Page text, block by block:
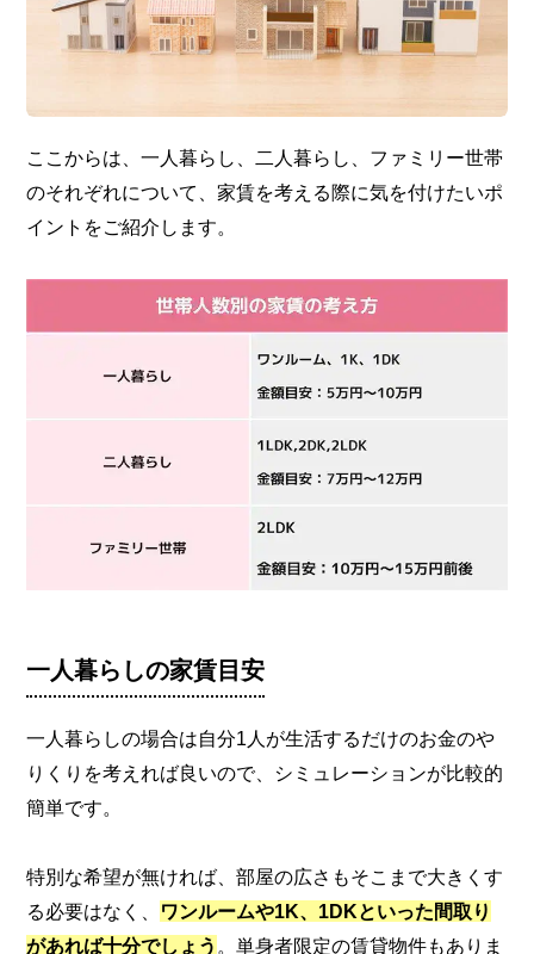
ここからは、一人暮らし、二人暮らし、ファミリー世帯
のそれぞれについて、家賃を考える際に気を付けたいポ
イントをご紹介します。
一人暮らしの家賃目安
一人暮らしの場合は自分1人が生活するだけのお金のや
りくりを考えれば良いので、シミュレーションが比較的
簡単です。
特別な希望が無ければ、部屋の広さもそこまで大きくす
る必要はなく、 ワンルームや1K、1DKといった間取り
があれば十分でしょう 。単身者限定の賃貸物件もありま